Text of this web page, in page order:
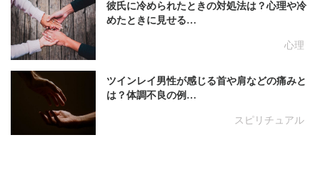
心理
彼氏に冷められたときの対処法は？心理や冷
めたときに見せる…
スピリチュアル
ツインレイ男性が感じる首や肩などの痛みと
は？体調不良の例…